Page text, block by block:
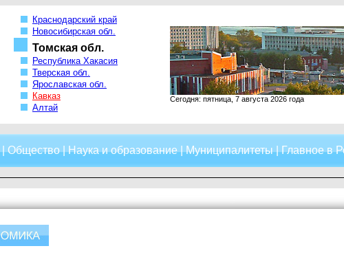
Краснодарский край
Новосибирская обл.
Томская обл.
Республика Хакасия
Тверская обл.
Ярославская обл.
Кавказ
Алтай
Сегодня: пятница, 7 августа 2026 года
Общество|Наука и образование|Муниципалитеты|Главное в